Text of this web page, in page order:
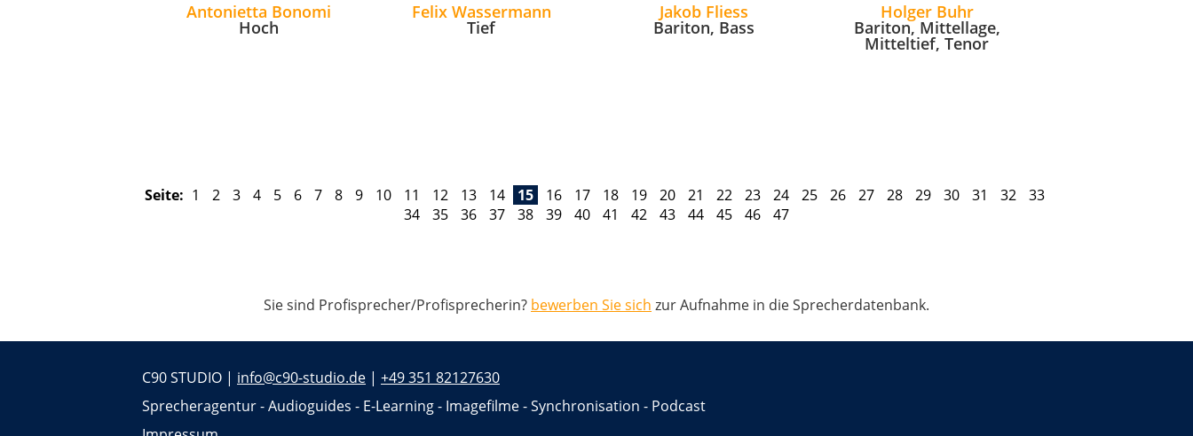
Antonietta Bonomi
Hoch
Felix Wassermann
Tief
Jakob Fliess
Bariton, Bass
Holger Buhr
Bariton, Mittellage,
Mitteltief, Tenor
Seite: 1 2 3 4 5 6 7 8 9 10 11 12 13 14 15 16 17 18 19 20 21 22 23 24 25 26 27 28 29 30 31 32
33
34
35 36 37 38 39 40 41 42 43 44 45 46 47
Sie sind Profisprecher/Profisprecherin? bewerben Sie sich zur Aufnahme in die Sprecherdatenbank.
C90 STUDIO | info@c90-studio.de | +49 351 82127630
Sprecheragentur - Audioguides - E-Learning - Imagefilme - Synchronisation - Podcast